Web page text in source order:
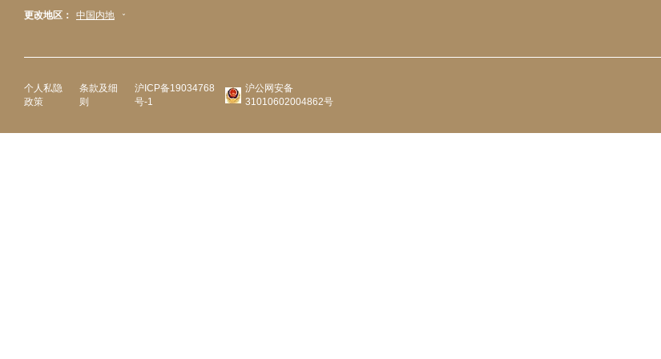
更改地区： 中国内地
个人私隐
政策
条款及细
则
沪ICP备19034768
号-1
沪公网安备
31010602004862号